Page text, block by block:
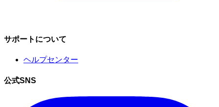
サポートについて
ヘルプセンター
公式SNS